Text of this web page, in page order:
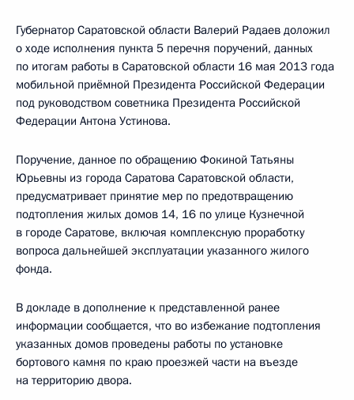
Губернатор Саратовской области Валерий Радаев доложил
о ходе исполнения пункта 5 перечня поручений, данных
по итогам работы в Саратовской области 16 мая 2013 года
мобильной приёмной Президента Российской Федерации
под руководством советника Президента Российской
Федерации Антона Устинова.
Поручение, данное по обращению Фокиной Татьяны
Юрьевны из города Саратова Саратовской области,
предусматривает принятие мер по предотвращению
подтопления жилых домов 14, 16 по улице Кузнечной
в городе Саратове, включая комплексную проработку
вопроса дальнейшей эксплуатации указанного жилого
фонда.
В докладе в дополнение к представленной ранее
информации сообщается, что во избежание подтопления
указанных домов проведены работы по установке
бортового камня по краю проезжей части на въезде
на территорию двора.